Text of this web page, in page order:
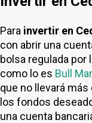
Para invertir en
con abrir una
bolsa regulada por
como lo es Bull
que no llevará
los fondos
una cuenta